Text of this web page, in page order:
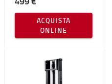
ACQUISTA
ONLINE